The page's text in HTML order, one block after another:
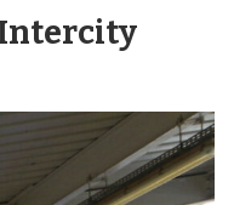
Intercity